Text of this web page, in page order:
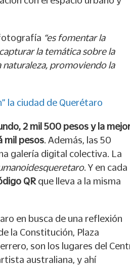
“es fomentar la
la temática sobre la
naturaleza, promoviendo la
la ciudad de Querétaro
2 mil 500 pesos y la
mil pesos. Además, las 50
galería digital colectiva. La
. Y en cada
QR que lleva a la misma
en busca de una reflexión
la Constitución, Plaza
son los lugares del
australiana, y ahí